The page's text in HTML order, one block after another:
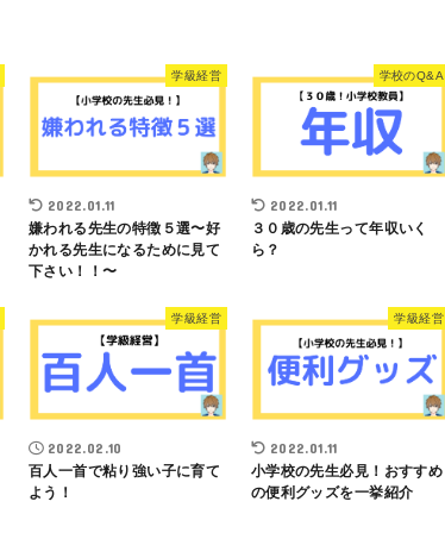
学級経営
2022.01.11
嫌われる先生の特徴５選〜好
かれる先生になるために見て
下さい！！〜
学校のQ&A
2022.01.11
３０歳の先生って年収いく
ら？
学級経営
2022.02.10
百人一首で粘り強い子に育て
よう！
学級経営
2022.01.11
小学校の先生必見！おすすめ
の便利グッズを一挙紹介